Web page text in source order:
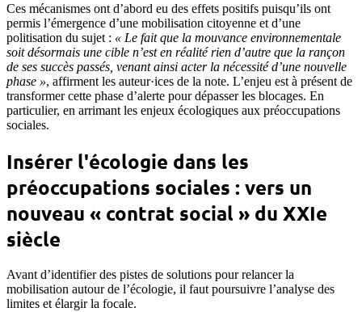
Ces mécanismes ont d’abord eu des effets positifs puisqu’ils ont
permis l’émergence d’une mobilisation citoyenne et d’une
politisation du sujet : « Le fait que la mouvance environnementale
soit désormais une cible n’est en réalité rien d’autre que la rançon
de ses succès passés, venant ainsi acter la nécessité d’une nouvelle
phase », affirment les auteur·ices de la note. L’enjeu est à présent de
transformer cette phase d’alerte pour dépasser les blocages. En
particulier, en arrimant les enjeux écologiques aux préoccupations
sociales.
Insérer l'écologie dans les
préoccupations sociales : vers un
nouveau « contrat social » du XXIe
siècle
Avant d’identifier des pistes de solutions pour relancer la
mobilisation autour de l’écologie, il faut poursuivre l’analyse des
limites et élargir la focale.